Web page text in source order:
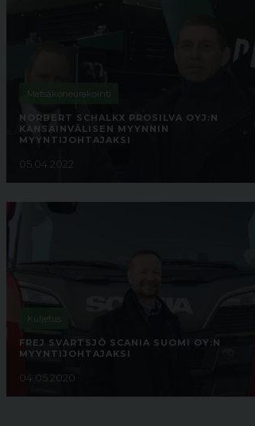
Metsäkoneurakointi
NORBERT SCHALKX PROSILVA OYJ:N
KANSAINVÄLISEN MYYNNIN
MYYNTIJOHTAJAKSI
05.04.2022
Kuljetus
FREJ SVARTSJÖ SCANIA SUOMI OY:N
MYYNTIJOHTAJAKSI
04.05.2020